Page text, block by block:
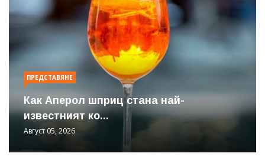
ПРЕДСТАВЯНЕ
Как Аперол шприц стана най-
известният ко...
Август 05, 2026